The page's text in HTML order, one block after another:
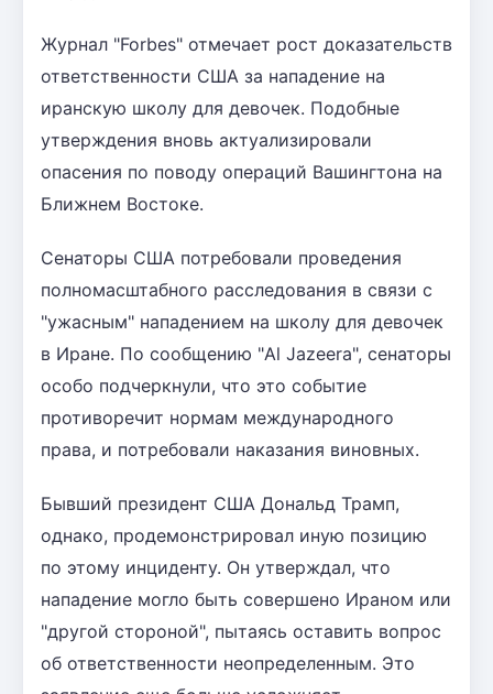
Журнал "Forbes" отмечает рост доказательств
ответственности США за нападение на
иранскую школу для девочек. Подобные
утверждения вновь актуализировали
опасения по поводу операций Вашингтона на
Ближнем Востоке.
Сенаторы США потребовали проведения
полномасштабного расследования в связи с
"ужасным" нападением на школу для девочек
в Иране. По сообщению "Al Jazeera", сенаторы
особо подчеркнули, что это событие
противоречит нормам международного
права, и потребовали наказания виновных.
Бывший президент США Дональд Трамп,
однако, продемонстрировал иную позицию
по этому инциденту. Он утверждал, что
нападение могло быть совершено Ираном или
"другой стороной", пытаясь оставить вопрос
об ответственности неопределенным. Это